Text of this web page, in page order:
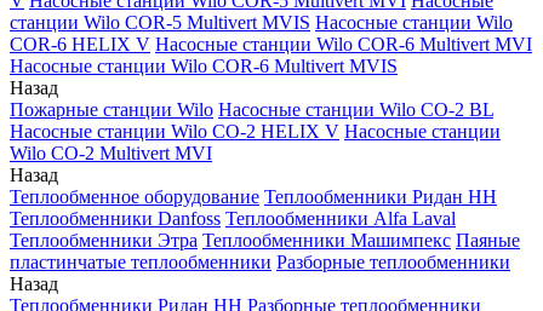
станции Wilo COR-5 Multivert MVIS Насосные станции Wilo
COR-6 HELIX V Насосные станции Wilo COR-6 Multivert MVI
Насосные станции Wilo COR-6 Multivert MVIS
Назад
Пожарные станции Wilo Насосные станции Wilo CO-2 BL
Насосные станции Wilo CO-2 HELIX V Насосные станции
Wilo CO-2 Multivert MVI
Назад
Теплообменное оборудование Теплообменники Ридан НН
Теплообменники Danfoss Теплообменники Alfa Laval
Теплообменники Этра Теплообменники Машимпекс Паяные
пластинчатые теплообменники Разборные теплообменники
Назад
Теплообменники Ридан НН Разборные теплообменники